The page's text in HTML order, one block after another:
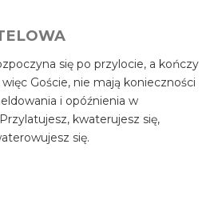
się po przylocie, a kończy
Goście, nie mają konieczności
i opóźnienia w
kwaterujesz się,
się.